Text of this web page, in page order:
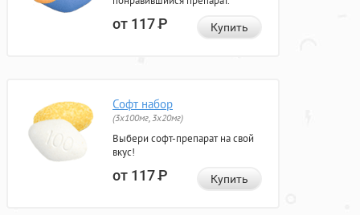
от 117Р Купить
Софт набор
(3x100мг, 3x20мг)
Выбери софт-препарат на свой
вкус!
от 117Р Купить